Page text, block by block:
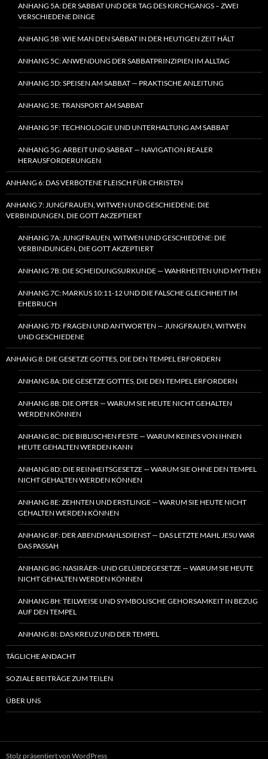
ANHANG 5A: DER SABBAT UND DER TAG DES KIRCHGANGS – ZWEI
VERSCHIEDENE DINGE
ANHANG 5B: WIE MAN DEN SABBAT IN DER HEUTIGEN ZEIT HÄLT
ANHANG 5C: ANWENDUNG DER SABBATPRINZIPIEN IM ALLTAG
ANHANG 5D: SPEISEN AM SABBAT — PRAKTISCHE ANLEITUNG
ANHANG 5E: TRANSPORT AM SABBAT
ANHANG 5F: TECHNOLOGIE UND UNTERHALTUNG AM SABBAT
ANHANG 5G: ARBEIT UND SABBAT — NAVIGATION REALER
HERAUSFORDERUNGEN
ANHANG 6: DAS VERBOTENE FLEISCH FÜR CHRISTEN
ANHANG 7: JUNGFRAUEN, WITWEN UND GESCHIEDENE: DIE
VERBINDUNGEN, DIE GOTT AKZEPTIERT
ANHANG 7A: JUNGFRAUEN, WITWEN UND GESCHIEDENE: DIE
VERBINDUNGEN, DIE GOTT AKZEPTIERT
ANHANG 7B: DIE SCHEIDUNGSURKUNDE — WAHRHEITEN UND MYTHEN
ANHANG 7C: MARKUS 10:11-12 UND DIE FALSCHE GLEICHHEIT IM
EHEBRUCH
ANHANG 7D: FRAGEN UND ANTWORTEN — JUNGFRAUEN, WITWEN
UND GESCHIEDENE
ANHANG 8: DIE GESETZE GOTTES, DIE DEN TEMPEL ERFORDERN
ANHANG 8A: DIE GESETZE GOTTES, DIE DEN TEMPEL ERFORDERN
ANHANG 8B: DIE OPFER — WARUM SIE HEUTE NICHT GEHALTEN
WERDEN KÖNNEN
ANHANG 8C: DIE BIBLISCHEN FESTE — WARUM KEINES VON IHNEN
HEUTE GEHALTEN WERDEN KANN
ANHANG 8D: DIE REINHEITSGESETZE — WARUM SIE OHNE DEN TEMPEL
NICHT GEHALTEN WERDEN KÖNNEN
ANHANG 8E: ZEHNTEN UND ERSTLINGE — WARUM SIE HEUTE NICHT
GEHALTEN WERDEN KÖNNEN
ANHANG 8F: DER ABENDMAHLSDIENST — DAS LETZTE MAHL JESU WAR
DAS PASSAH
ANHANG 8G: NASIRÄER- UND GELÜBDEGESETZE — WARUM SIE HEUTE
NICHT GEHALTEN WERDEN KÖNNEN
ANHANG 8H: TEILWEISE UND SYMBOLISCHE GEHORSAMKEIT IN BEZUG
AUF DEN TEMPEL
ANHANG 8I: DAS KREUZ UND DER TEMPEL
TÄGLICHE ANDACHT
SOZIALE BEITRÄGE ZUM TEILEN
ÜBER UNS
Stolz präsentiert von WordPress